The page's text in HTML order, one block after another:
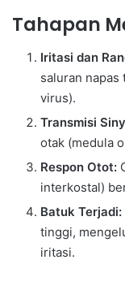
Tahapan
Iritasi dan
saluran
virus).
Transmisi
otak (medula
Respon Otot:
interkostal)
Batuk Terjadi:
tinggi,
iritasi.